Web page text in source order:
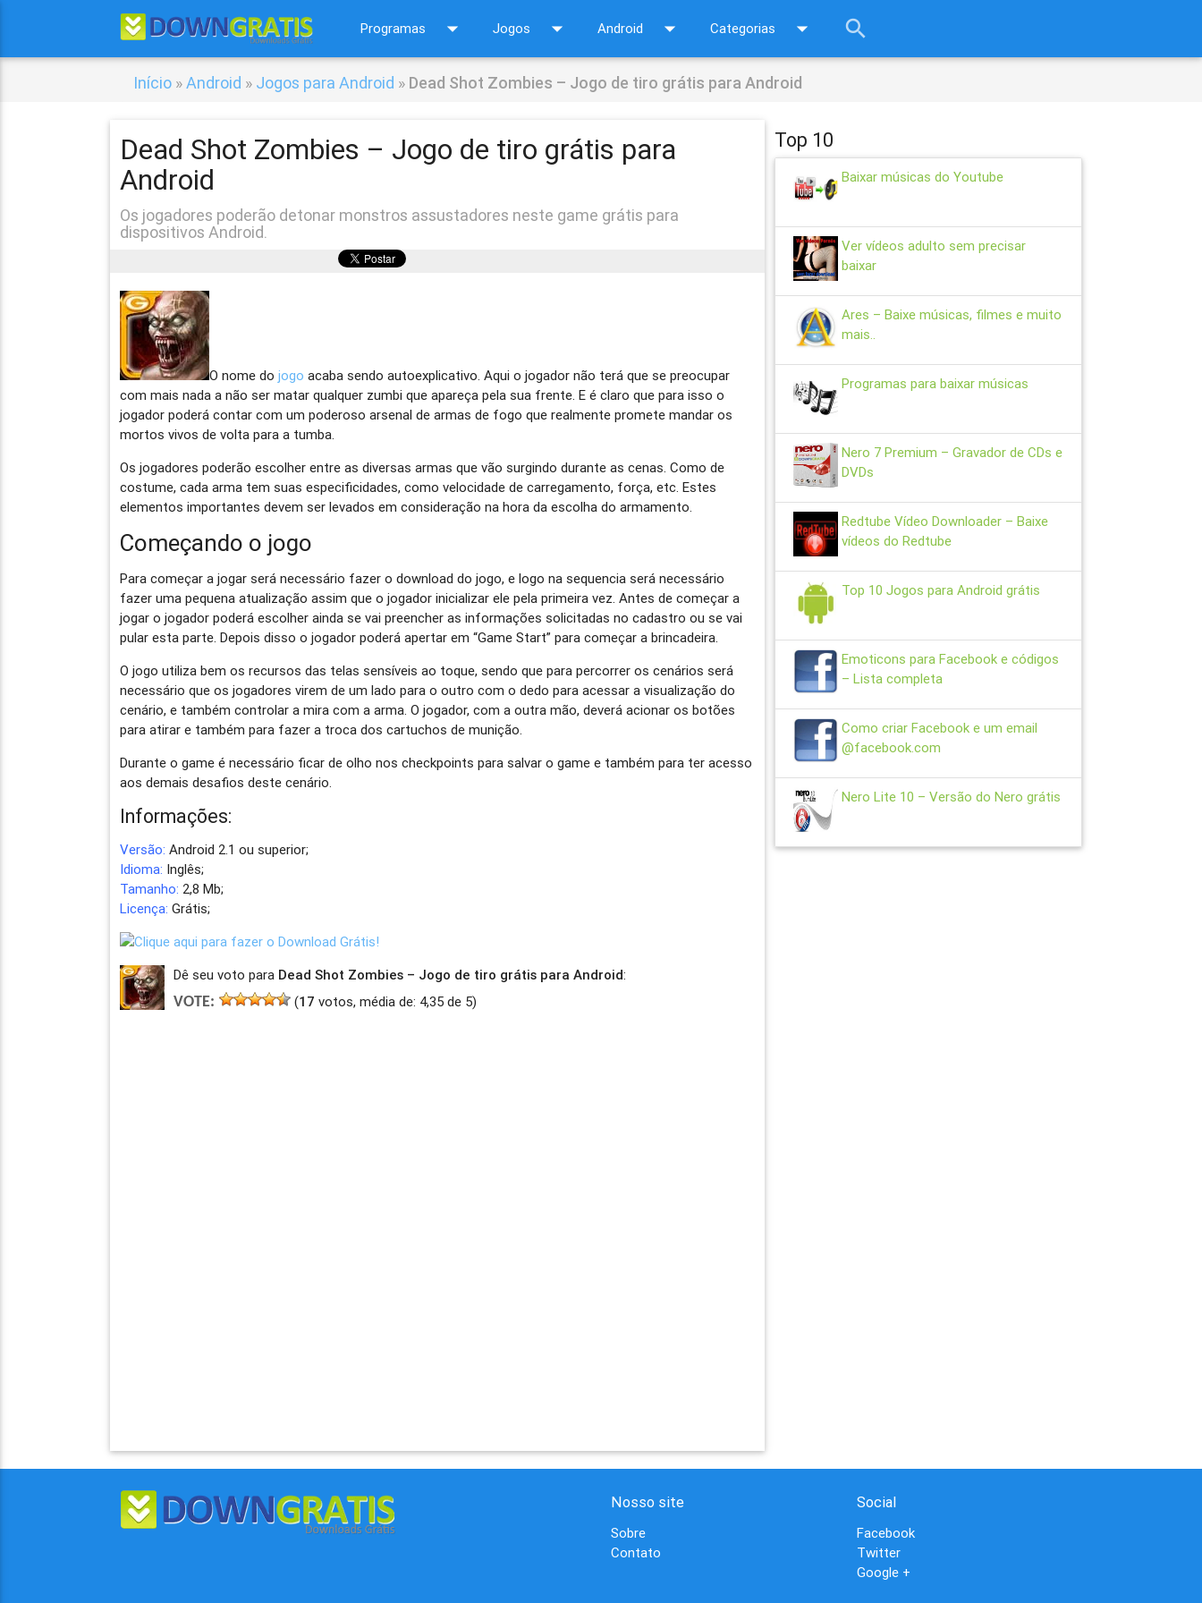
Programas arrow_drop_down Jogos arrow_drop_down Android arrow_drop_down Categorias arrow_drop_down search
Início »Android » Jogos para Android » Dead Shot Zombies – Jogo de tiro grátis para Android
Dead Shot Zombies – Jogo de tiro grátis para
Android
Os jogadores poderão detonar monstros assustadores neste game grátis para
dispositivos Android.
O nome dojogo acaba sendo autoexplicativo. Aqui o jogador não terá que se preocupar
com mais nada a não ser matar qualquer zumbi que apareça pela sua frente. E é claro que para isso o
jogador poderá contar com um poderoso arsenal de armas de fogo que realmente promete mandar os
mortos vivos de volta para a tumba.
Os jogadores poderão escolher entre as diversas armas que vão surgindo durante as cenas. Como de
costume, cada arma tem suas especificidades, como velocidade de carregamento, força, etc. Estes
elementos importantes devem ser levados em consideração na hora da escolha do armamento.
Começando o jogo
Para começar a jogar será necessário fazer o download do jogo, e logo na sequencia será necessário
fazer uma pequena atualização assim que o jogador inicializar ele pela primeira vez. Antes de começar a
jogar o jogador poderá escolher ainda se vai preencher as informações solicitadas no cadastro ou se vai
pular esta parte. Depois disso o jogador poderá apertar em “Game Start” para começar a brincadeira.
O jogo utiliza bem os recursos das telas sensíveis ao toque, sendo que para percorrer os cenários será
necessário que os jogadores virem de um lado para o outro com o dedo para acessar a visualização do
cenário, e também controlar a mira com a arma. O jogador, com a outra mão, deverá acionar os botões
para atirar e também para fazer a troca dos cartuchos de munição.
Durante o game é necessário ficar de olho nos checkpoints para salvar o game e também para ter acesso
aos demais desafios deste cenário.
Informações:
Versão: Android 2.1 ou superior;
Idioma: Inglês;
Tamanho: 2,8 Mb;
Licença: Grátis;
Dê seu voto para Dead Shot Zombies – Jogo de tiro grátis para Android:
VOTE:
(17 votos, média de: 4,35 de 5)
Top 10
Baixar músicas do Youtube
Ver vídeos adulto sem precisar
baixar
Ares – Baixe músicas, filmes e muito
mais..
Programas para baixar músicas
Nero 7 Premium – Gravador de CDs e
DVDs
Redtube Vídeo Downloader – Baixe
vídeos do Redtube
Top 10 Jogos para Android grátis
Emoticons para Facebook e códigos
– Lista completa
Como criar Facebook e um email
@facebook.com
Nero Lite 10 – Versão do Nero grátis
Nosso site
Sobre
Contato
Social
Facebook
Twitter
Google +